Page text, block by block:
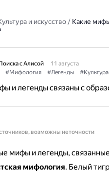
и искусство/ Какие
с Алисой
11 августа
#Мифология #Легенды #Культура
и легенды связаны с
возможны неточности
мифы и легенды,
мифология. Белый